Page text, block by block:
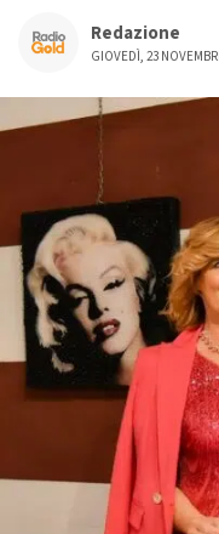
Redazione
GIOVEDÌ, 23